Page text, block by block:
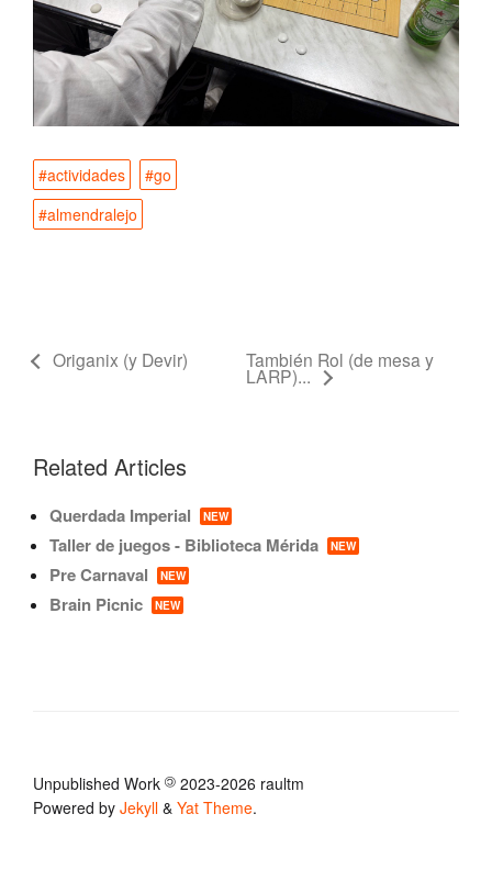
#actividades
#go
#almendralejo
Origanix (y Devir) También Rol (de mesa y
LARP)...
Related Articles
Querdada Imperial NEW
Taller de juegos - Biblioteca Mérida NEW
Pre Carnaval NEW
Brain Picnic NEW
Unpublished Work © 2023-2026 raultm
Powered by Jekyll & Yat Theme.